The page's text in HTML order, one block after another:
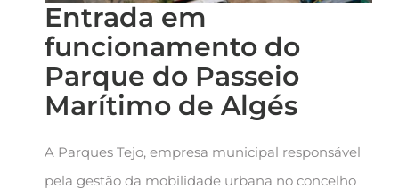
Entrada em
funcionamento do
Parque do Passeio
Marítimo de Algés
A Parques Tejo, empresa municipal responsável
pela gestão da mobilidade urbana no concelho